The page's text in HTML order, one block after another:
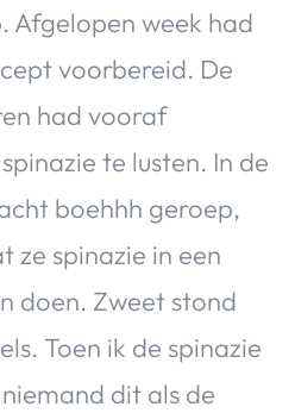
Gadgets
Huis & Tuin
Lifestyle
Afgelopen week had
voorbereid. De
had vooraf
te lusten. In de
boehhh geroep,
ze spinazie in een
doen. Zweet stond
Toen ik de spinazie
dit als de